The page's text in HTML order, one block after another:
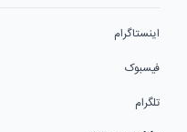
اینستاگرام
فیسبوک
تلگرام